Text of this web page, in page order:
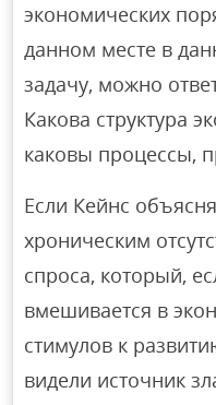
экономических
данном месте в
задачу, можно
Какова структура
каковы процессы,
Если Кейнс
хроническим
спроса, который,
вмешивается в
стимулов к
видели источник